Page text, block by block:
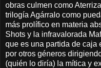
obras culmen como
trilogía Agárralo como
más prolífico en materia
Shots y la infravalorada
que es una partida de caja
por otros géneros
(quién lo diría) la mítica y